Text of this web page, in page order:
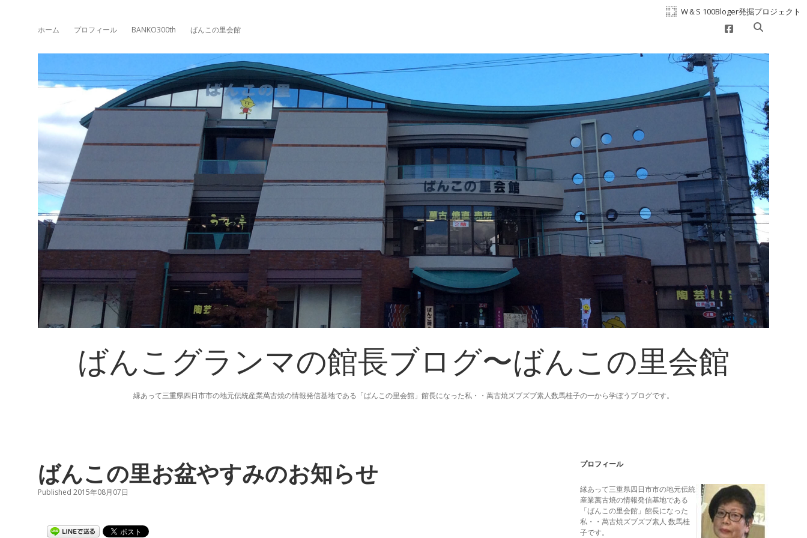
W＆S 100Bloger発掘プロジェクト
ホーム プロフィール BANKO300th ばんこの里会館 facebook
ばんこグランマの館長ブログ〜ばんこの里会館
縁あって三重県四日市市の地元伝統産業萬古焼の情報発信基地である「ばんこの里会館」館長になった私・・萬古焼ズブズブ素人数馬桂子の一から学ぼうブログです。
ばんこの里お盆やすみのお知らせ
Published 2015年08月07日
Sidebar
プロフィール
縁あって三重県四日市市の地元伝統
産業萬古焼の情報発信基地である
「ばんこの里会館」館長になった
私・・萬古焼ズブズブ素人 数馬桂
子です。